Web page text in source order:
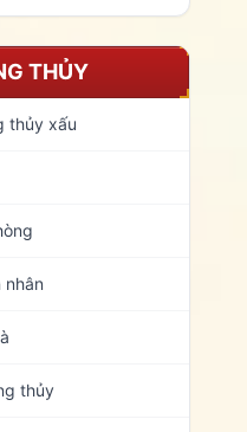
THỦY
thủy xấu
nhân
thủy